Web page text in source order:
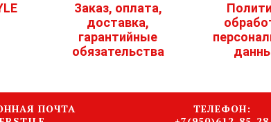
Заказ, оплата,
доставка,
гарантийные
обязательства
ПОЧТА
ТЕЛЕФОН: